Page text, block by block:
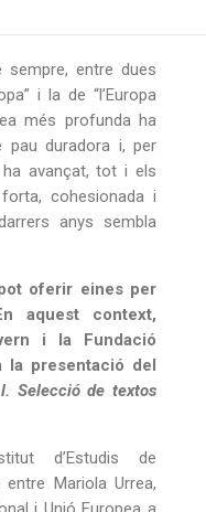
sempre, entre dues
i la de “l’Europa
més profunda ha
pau duradora i, per
avançat, tot i els
cohesionada i
anys sembla
oferir eines per
aquest context,
i la Fundació
la presentació del
Selecció de textos
d’Estudis de
entre Mariola Urrea,